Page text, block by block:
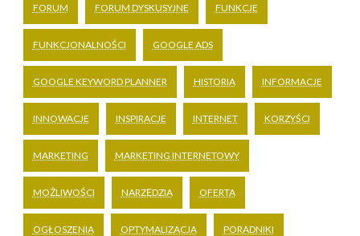
FORUM FORUM DYSKUSYJNE FUNKCJE
FUNKCJONALNOŚCI GOOGLE ADS
GOOGLE KEYWORD PLANNER HISTORIA INFORMACJE
INNOWACJE INSPIRACJE INTERNET KORZYŚCI
MARKETING MARKETING INTERNETOWY
MOŻLIWOŚCI NARZĘDZIA OFERTA
OGŁOSZENIA OPTYMALIZACJA PORADNIKI